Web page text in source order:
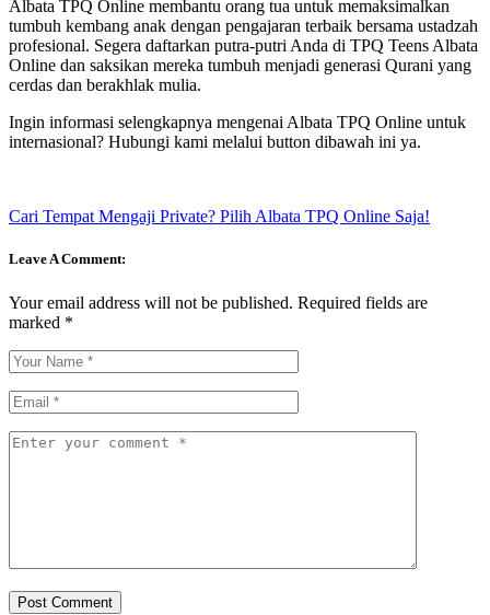
Albata TPQ Online membantu orang tua untuk memaksimalkan
tumbuh kembang anak dengan pengajaran terbaik bersama ustadzah
profesional. Segera daftarkan putra-putri Anda di TPQ Teens Albata
Online dan saksikan mereka tumbuh menjadi generasi Qurani yang
cerdas dan berakhlak mulia.
Ingin informasi selengkapnya mengenai Albata TPQ Online untuk
internasional? Hubungi kami melalui button dibawah ini ya.
Cari Tempat Mengaji Private? Pilih Albata TPQ Online Saja!
Leave A Comment:
Your email address will not be published. Required fields are
marked *